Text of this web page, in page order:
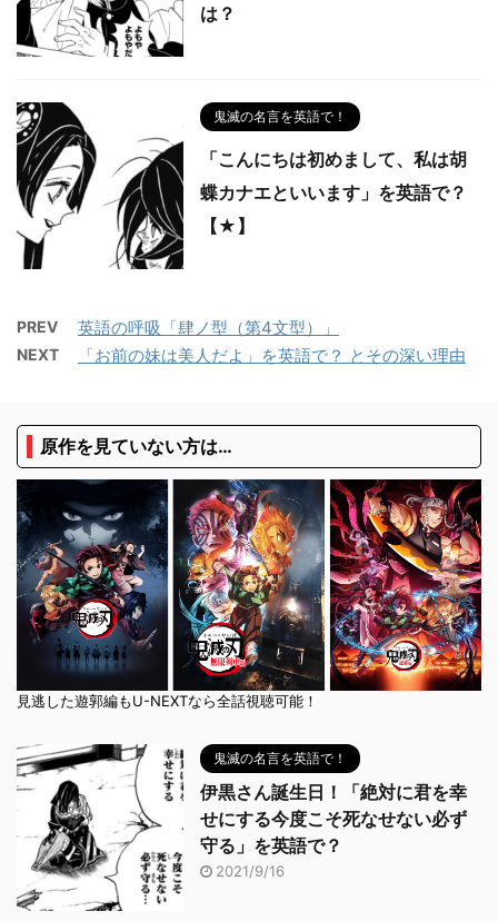
は？
鬼滅の名言を英語で！
「こんにちは初めまして、私は胡
蝶カナエといいます」を英語で？
【★】
PREV 英語の呼吸「肆ノ型（第4文型）」
NEXT 「お前の妹は美人だよ」を英語で？ とその深い理由
原作を見ていない方は…
見逃した遊郭編もU-NEXTなら全話視聴可能！
鬼滅の名言を英語で！
伊黒さん誕生日！「絶対に君を幸
せにする今度こそ死なせない必ず
守る」を英語で？
2021/9/16